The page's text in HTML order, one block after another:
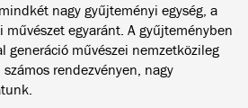
nagy gyűjteményi egység, a
egyaránt. A gyűjteményben
generáció művészei nemzetközileg
rendezvényen, nagy